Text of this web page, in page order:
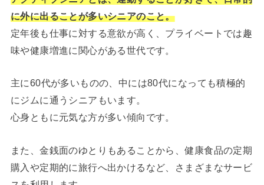
に外に出ることが多いシニアのこと。
定年後も仕事に対する意欲が高く、プライベートでは趣
味や健康増進に関心がある世代です。
主に60代が多いものの、中には80代になっても積極的
にジムに通うシニアもいます。
心身ともに元気な方が多い傾向です。
また、金銭面のゆとりもあることから、健康食品の定期
購入や定期的に旅行へ出かけるなど、さまざまなサービ